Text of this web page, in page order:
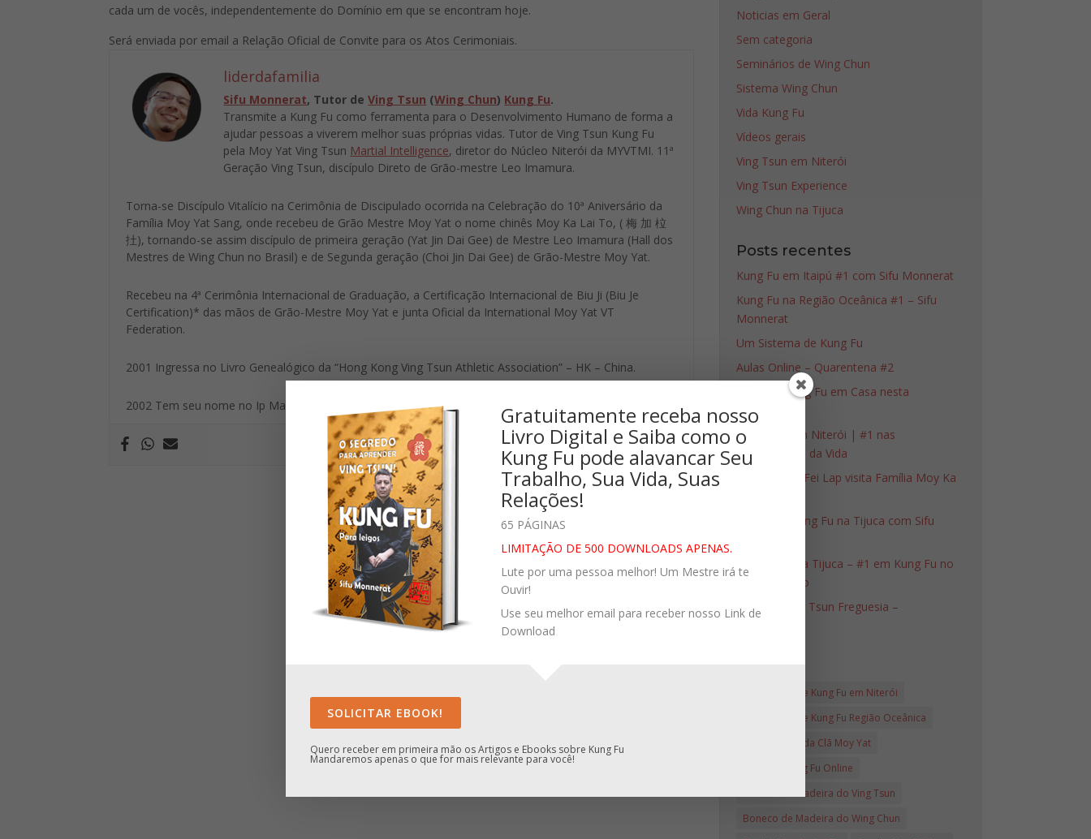
cada um de vocês, independentemente do Domínio em que se encontram hoje.
Será enviada por email a Relação Oficial de Convite para os Atos Cerimoniais.
liderdafamilia
Sifu Monnerat, Tutor deVing Tsun (Wing Chun) Kung Fu.
Transmite a Kung Fu como ferramenta para o Desenvolvimento Humano de forma a
ajudar pessoas a viverem melhor suas próprias vidas. Tutor de Ving Tsun Kung Fu
pela Moy Yat Ving Tsun Martial Intelligence, diretor do Núcleo Niterói da MYVTMI. 11ª
Geração Ving Tsun, discípulo Direto de Grão-mestre Leo Imamura.
Torna-se Discípulo Vitalício na Cerimônia de Discipulado ocorrida na Celebração do 10ª Aniversário da
Família Moy Yat Sang, onde recebeu de Grão Mestre Moy Yat o nome chinês Moy Ka Lai To, ( 梅 加 柆
扗), tornando-se assim discípulo de primeira geração (Yat Jin Dai Gee) de Mestre Leo Imamura (Hall dos
Mestres de Wing Chun no Brasil) e de Segunda geração (Choi Jin Dai Gee) de Grão-Mestre Moy Yat.
Recebeu na 4ª Cerimônia Internacional de Graduação, a Certificação Internacional de Biu Ji (Biu Je
Certification)* das mãos de Grão-Mestre Moy Yat e junta Oficial da International Moy Yat VT
Federation.
2001 Ingressa no Livro Genealógico da “Hong Kong Ving Tsun Athletic Association” – HK – China.
2002 Tem seu nome no Ip Man Tong – China (Museu do Patriarca Ip Man) como colaborador.
Noticias em Geral
Sem categoria
Seminários de Wing Chun
Sistema Wing Chun
Vida Kung Fu
Vídeos gerais
Ving Tsun em Niterói
Ving Tsun Experience
Wing Chun na Tijuca
Posts recentes
Kung Fu em Itaipú #1 com Sifu Monnerat
Kung Fu na Região Oceânica #1 – Sifu
Monnerat
Um Sistema de Kung Fu
Aulas Online – Quarentena #2
Aulas de Kung Fu em Casa nesta
Quarentena
Ving Tsun em Niterói | #1 nas
Adversidades da Vida
Família Moy Fei Lap visita Família Moy Ka
Ving Tsun Kung Fu na Tijuca com Sifu
Wing Chun na Tijuca – #1 em Kung Fu no
Rio de Janeiro
Moy Yat Ving Tsun Freguesia –
Academias de Kung Fu em Niterói
Academias de Kung Fu Região Oceânica
Aniversarios da Clã Moy Yat
Aulas de Kung Fu Online
Boneco de Madeira do Ving Tsun
Boneco de Madeira do Wing Chun
Gratuitamente receba nosso
Livro Digital e Saiba como o
Kung Fu pode alavancar Seu
Trabalho, Sua Vida, Suas
Relações!
65 PÁGINAS
LIMITAÇÃO DE 500 DOWNLOADS APENAS.
Lute por uma pessoa melhor! Um Mestre irá te
Ouvir!
Use seu melhor email para receber nosso Link de
Download
SOLICITAR EBOOK!
Quero receber em primeira mão os Artigos e Ebooks sobre Kung Fu
Mandaremos apenas o que for mais relevante para você!